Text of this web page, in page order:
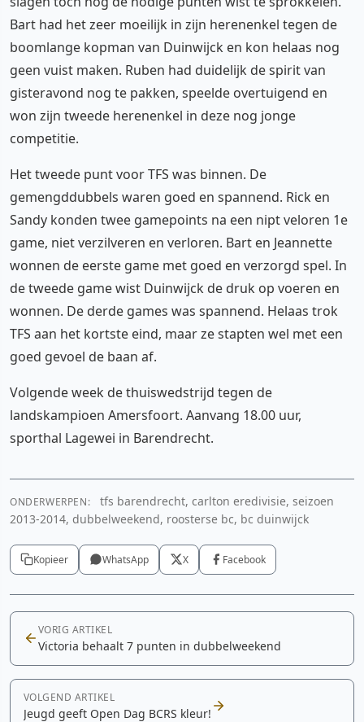
Bart had het zeer moeilijk in zijn herenenkel tegen de
boomlange kopman van Duinwijck en kon helaas nog
geen vuist maken. Ruben had duidelijk de spirit van
gisteravond nog te pakken, speelde overtuigend en
won zijn tweede herenenkel in deze nog jonge
competitie.
Het tweede punt voor TFS was binnen. De
gemengddubbels waren goed en spannend. Rick en
Sandy konden twee gamepoints na een nipt veloren 1e
game, niet verzilveren en verloren. Bart en Jeannette
wonnen de eerste game met goed en verzorgd spel. In
de tweede game wist Duinwijck de druk op voeren en
wonnen. De derde games was spannend. Helaas trok
TFS aan het kortste eind, maar ze stapten wel met een
goed gevoel de baan af.
Volgende week de thuiswedstrijd tegen de
landskampioen Amersfoort. Aanvang 18.00 uur,
sporthal Lagewei in Barendrecht.
ONDERWERPEN:
tfs barendrecht, carlton eredivisie, seizoen
2013-2014, dubbelweekend, roosterse bc, bc duinwijck
Kopieer WhatsApp X Facebook
VORIG ARTIKEL
Victoria behaalt 7 punten in dubbelweekend
VOLGEND ARTIKEL
Jeugd geeft Open Dag BCRS kleur!